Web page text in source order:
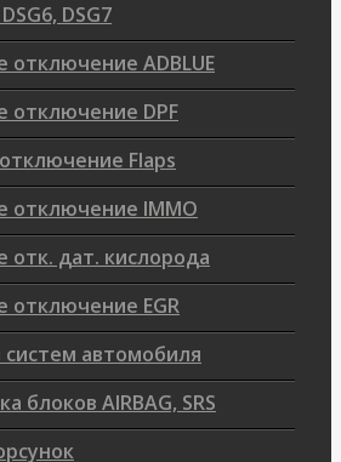
DSG7
отключение ADBLUE
отключение DPF
Flaps
отключение IMMO
отк. дат. кислорода
отключение EGR
систем автомобиля
блоков AIRBAG, SRS